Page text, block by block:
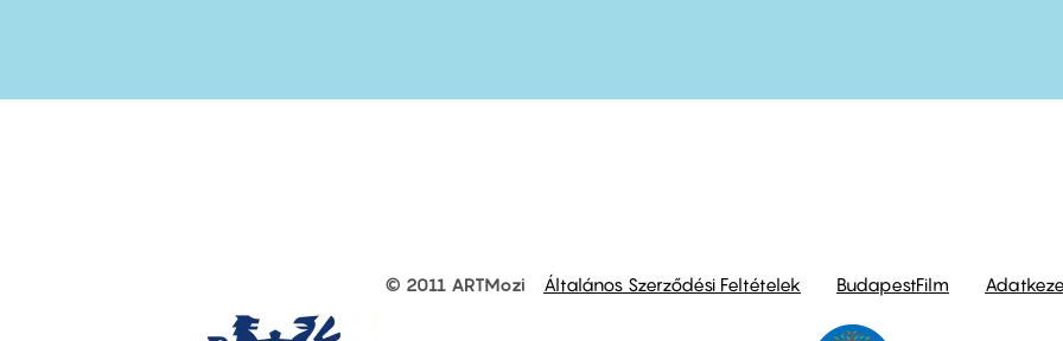
© 2011 ARTMozi Általános Szerződési Feltételek BudapestFilm